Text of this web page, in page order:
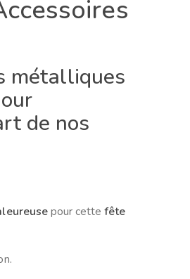
métalliques
de nos
pour cettefête